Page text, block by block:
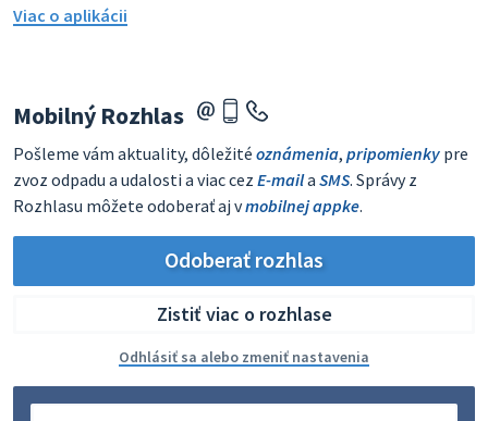
Viac o aplikácii
Mobilný Rozhlas
Pošleme vám aktuality, dôležité oznámenia, pripomienky pre
zvoz odpadu a udalosti a viac cez E-maila SMS. Správy z
Rozhlasu môžete odoberať aj vmobilnej appke.
Odoberať rozhlas
Zistiť viac o rozhlase
Odhlásiť sa alebo zmeniť nastavenia